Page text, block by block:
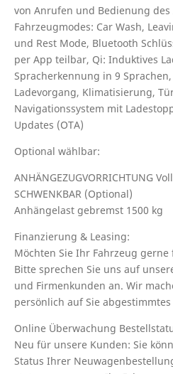
von Anrufen und Bedienung
Fahrzeugmodes: Car Wash,
und Rest Mode, Bluetooth
per App teilbar, Qi: Induktives
Spracherkennung in 9
Ladevorgang, Klimatisierung,
Navigationssystem mit
Updates (OTA)
Optional wählbar:
ANHÄNGEZUGVORRICHTUNG
SCHWENKBAR (Optional)
Anhängelast gebremst 1500 kg
Finanzierung & Leasing:
Möchten Sie Ihr Fahrzeug
Bitte sprechen Sie uns auf
und Firmenkunden an. Wir
persönlich auf Sie
Online Überwachung
Neu für unsere Kunden: Sie
Status Ihrer